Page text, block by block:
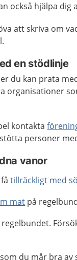
också hjälpa dig
att skriva om
en stödlinje
du kan prata
organisationer
kontakta
personer
vanor
fåtillräckligt med
mat på
regelbundet.
du mår bra